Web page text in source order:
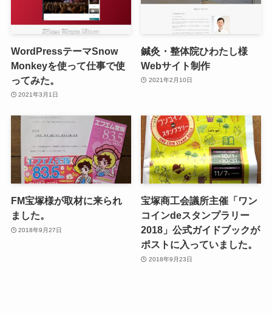
WordPressテーマSnow
Monkeyを使って仕事で使
ってみた。
2021年3月1日
鍼灸・整体院ひわたし様
Webサイト制作
2021年2月10日
FM宝塚様が取材に来られ
ました。
2018年9月27日
宝塚商工会議所主催「ワン
コインdeスタンプラリー
2018」公式ガイドブックが
ポストに入っていました。
2018年9月23日